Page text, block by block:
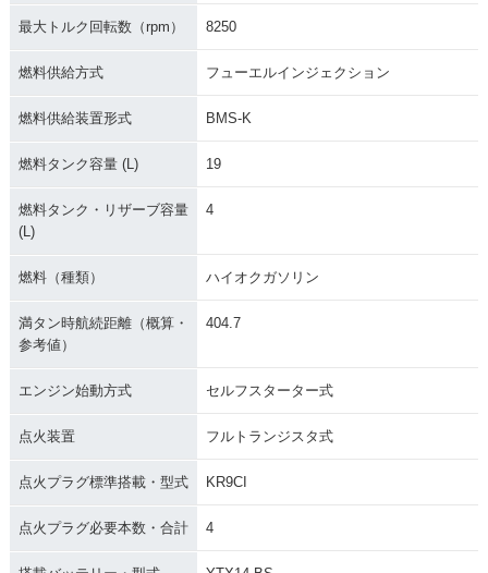
最大トルク回転数（rpm） 8250
燃料供給方式 フューエルインジェクション
燃料供給装置形式 BMS-K
燃料タンク容量 (L) 19
燃料タンク・リザーブ容量
(L)
4
燃料（種類） ハイオクガソリン
満タン時航続距離（概算・
参考値）
404.7
エンジン始動方式 セルフスターター式
点火装置 フルトランジスタ式
点火プラグ標準搭載・型式 KR9CI
点火プラグ必要本数・合計 4